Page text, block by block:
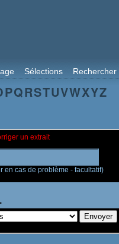
Sélections Rechercher
PQRSTUVWXYZ
un extrait
en cas de problème - facultatif)